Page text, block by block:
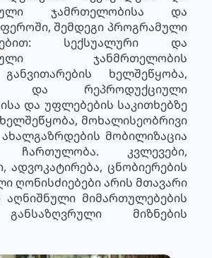
ჯამრთელობისა და
შემდეგი პროგრამული
სექსუალური და
ჯანმრთელობის
ხელშეწყობა,
და რეპროდუქციული
და უფლებების საკითხებზე
მოხალისეობრივი
მობილიზაცია
კვლევები,
ადვოკატირება, ცნობიერების
ღონისძიებები არის მთავარი
აღნიშნული მიმართულებების
მიზნების